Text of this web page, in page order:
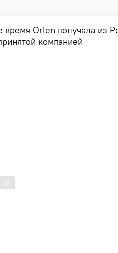
время Orlen получала из
компанией